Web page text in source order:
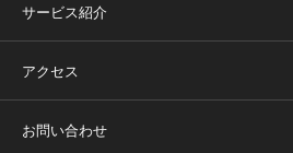
サービス紹介
アクセス
お問い合わせ